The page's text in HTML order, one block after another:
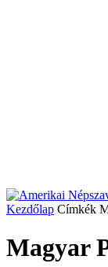
Kezdőlap Címkék
Magyar